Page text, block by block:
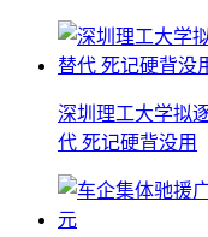
深圳理工大学拟
代 死记硬背没用